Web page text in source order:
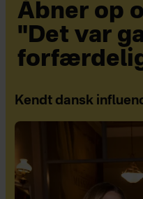
Åbner op
"Det var
Kendt dansk